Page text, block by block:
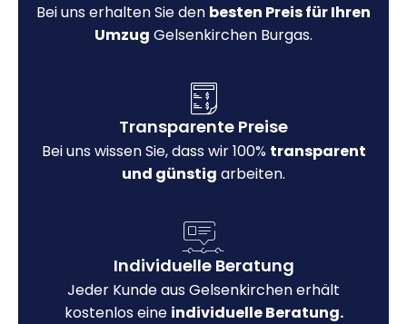
Bei uns erhalten Sie den besten Preis für Ihren
Umzug Gelsenkirchen Burgas.
Transparente Preise
Bei uns wissen Sie, dass wir 100% transparent
und günstig arbeiten.
Individuelle Beratung
Jeder Kunde aus Gelsenkirchen erhält
kostenlos eine individuelle Beratung.